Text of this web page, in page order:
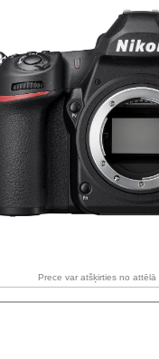
Prece var atšķirties no attēlā